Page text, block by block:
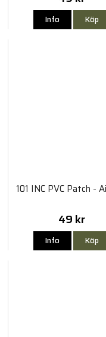
Info Köp
101 INC PVC Patch -
49 kr
Info Köp